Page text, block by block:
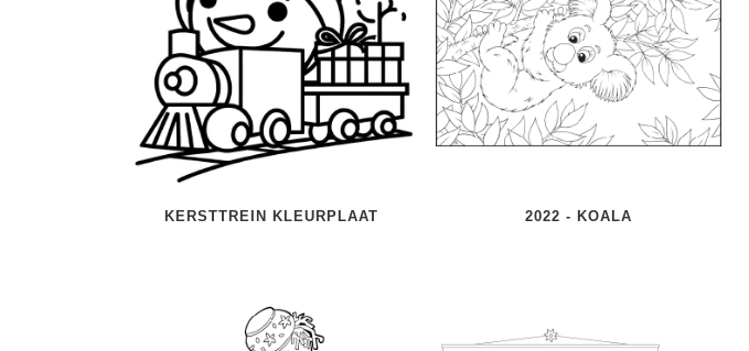
KERSTTREIN KLEURPLAAT 2022 - KOALA